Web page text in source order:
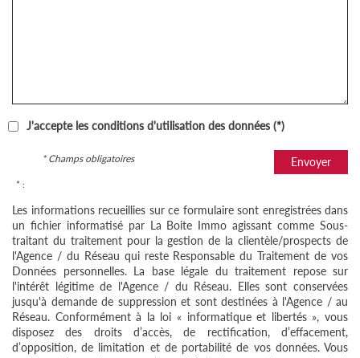
J'accepte les conditions d'utilisation des données (*)
Envoyer
* Champs obligatoires
* :
Les informations recueillies sur ce formulaire sont enregistrées dans
un fichier informatisé par La Boite Immo agissant comme Sous-
traitant du traitement pour la gestion de la clientèle/prospects de
l'Agence / du Réseau qui reste Responsable du Traitement de vos
Données personnelles. La base légale du traitement repose sur
l'intérêt légitime de l'Agence / du Réseau. Elles sont conservées
jusqu'à demande de suppression et sont destinées à l'Agence / au
Réseau. Conformément à la loi « informatique et libertés », vous
disposez des droits d’accès, de rectification, d’effacement,
d’opposition, de limitation et de portabilité de vos données. Vous